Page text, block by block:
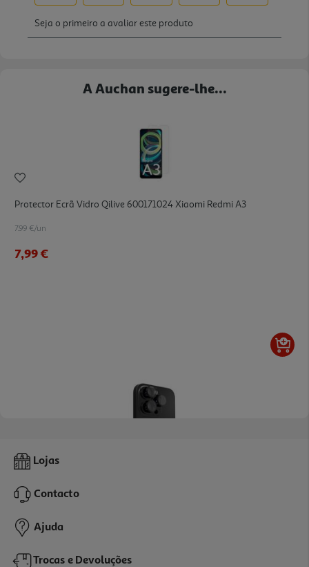
A Auchan sugere-lhe...
Protector Ecrã Vidro Qilive 600171024 Xiaomi Redmi A3
7.99 €/un
7,99 €
Proteção Lente P/ Camar Qilive 16pro / 16pro Max
6,99 €
Lojas
Contacto
Ajuda
Trocas e Devoluções